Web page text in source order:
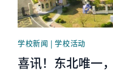
学校新闻 | 学校活动
喜讯！东北唯一